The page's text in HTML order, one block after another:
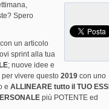
Spero
un articolo
sprint alla tua
; nuove idee e
vivere questo 2019 con uno
e ALLINEARE tutto il TUO
più POTENTE ed